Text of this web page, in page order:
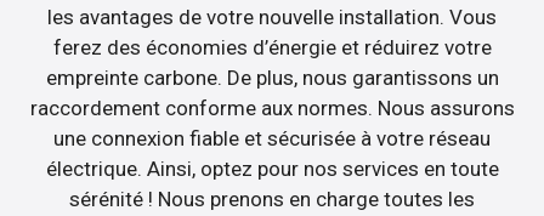
les avantages de votre nouvelle installation. Vous
ferez des économies d’énergie et réduirez votre
empreinte carbone. De plus, nous garantissons un
raccordement conforme aux normes. Nous assurons
une connexion fiable et sécurisée à votre réseau
électrique. Ainsi, optez pour nos services en toute
sérénité ! Nous prenons en charge toutes les